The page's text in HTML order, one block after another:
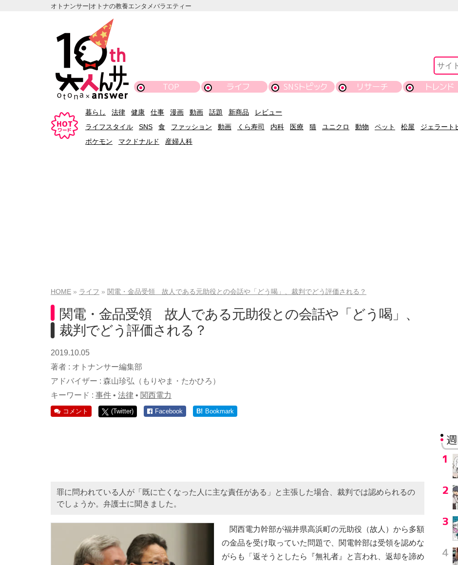
オトナンサー|オトナの教養エンタメバラエティー
TOP ライフ SNSトピック リサーチ トレンド
暮らし 法律 健康 仕事 漫画 動画 話題 新商品
レビュー
ライフスタイル
SNS 食 ファッション 動画 くら寿司 内科 医療 猫 ユニクロ 動物 ペット 松屋 ジェラート
ポケモン
マクドナルド 産婦人科
HOME ライフ 関電・金品受領 故人である元助役との会話や「どう喝」、裁判でどう評価される？
関電・金品受領 故人である元助役との会話や「どう喝」、
裁判でどう評価される？
2019.10.05
著者 : オトナンサー編集部
アドバイザー : 森山珍弘（もりやま・たかひろ）
キーワード : 事件 • 法律 • 関西電力
コメント (Twitter) Facebook B! Bookmark
罪に問われている人が「既に亡くなった人に主な責任がある」と主張した場合、裁判では認められるの
でしょうか。弁護士に聞きました。
関西電力幹部が福井県高浜町の元助役（故人）から多額
の金品を受け取っていた問題で、関電幹部は受領を認めな
がらも「返そうとしたら『無礼者』と言われ、返却を諦め